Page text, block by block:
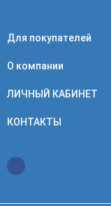
Для покупателей
О компании
ЛИЧНЫЙ КАБИНЕТ
КОНТАКТЫ